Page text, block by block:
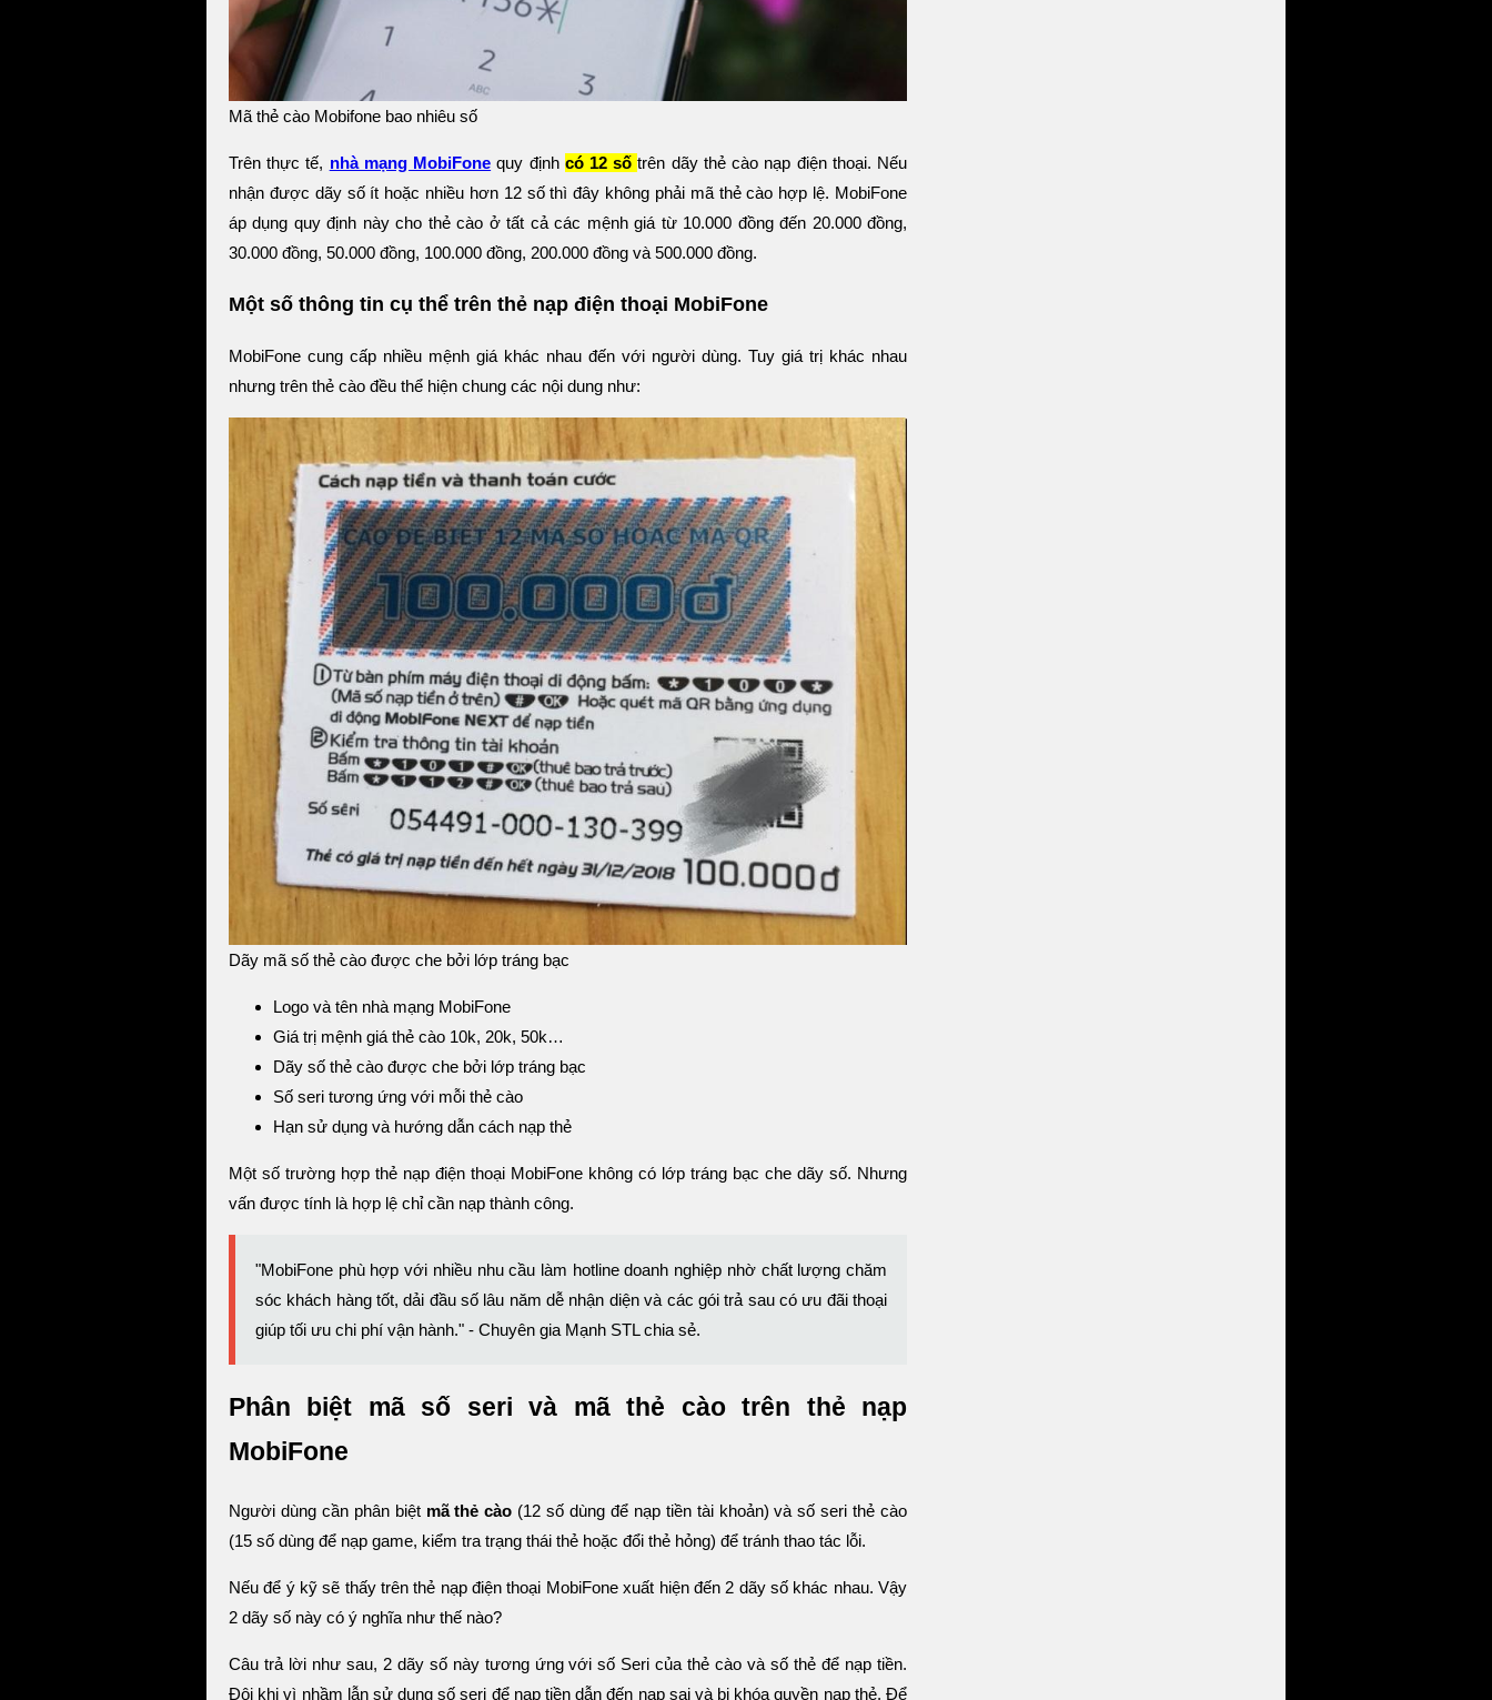
Mã thẻ cào Mobifone bao nhiêu số
Trên thực tế, nhà mạng MobiFone quy định có 12 sốtrên dãy thẻ cào nạp điện thoại. Nếu
nhận được dãy số ít hoặc nhiều hơn 12 số thì đây không phải mã thẻ cào hợp lệ. MobiFone
áp dụng quy định này cho thẻ cào ở tất cả các mệnh giá từ 10.000 đồng đến 20.000 đồng,
30.000 đồng, 50.000 đồng, 100.000 đồng, 200.000 đồng và 500.000 đồng.
Một số thông tin cụ thể trên thẻ nạp điện thoại MobiFone
MobiFone cung cấp nhiều mệnh giá khác nhau đến với người dùng. Tuy giá trị khác nhau
nhưng trên thẻ cào đều thể hiện chung các nội dung như:
Dãy mã số thẻ cào được che bởi lớp tráng bạc
Logo và tên nhà mạng MobiFone
Giá trị mệnh giá thẻ cào 10k, 20k, 50k…
Dãy số thẻ cào được che bởi lớp tráng bạc
Số seri tương ứng với mỗi thẻ cào
Hạn sử dụng và hướng dẫn cách nạp thẻ
Một số trường hợp thẻ nạp điện thoại MobiFone không có lớp tráng bạc che dãy số. Nhưng
vấn được tính là hợp lệ chỉ cần nạp thành công.
"MobiFone phù hợp với nhiều nhu cầu làm hotline doanh nghiệp nhờ chất lượng chăm
sóc khách hàng tốt, dải đầu số lâu năm dễ nhận diện và các gói trả sau có ưu đãi thoại
giúp tối ưu chi phí vận hành." - Chuyên gia Mạnh STL chia sẻ.
Phân biệt mã số seri và mã thẻ cào trên thẻ nạp
MobiFone
Người dùng cần phân biệt mã thẻ cào (12 số dùng để nạp tiền tài khoản) và số seri thẻ cào
(15 số dùng để nạp game, kiểm tra trạng thái thẻ hoặc đổi thẻ hỏng) để tránh thao tác lỗi.
Nếu để ý kỹ sẽ thấy trên thẻ nạp điện thoại MobiFone xuất hiện đến 2 dãy số khác nhau. Vậy
2 dãy số này có ý nghĩa như thế nào?
Câu trả lời như sau, 2 dãy số này tương ứng với số Seri của thẻ cào và số thẻ để nạp tiền.
Đôi khi vì nhầm lẫn sử dụng số seri để nạp tiền dẫn đến nạp sai và bị khóa quyền nạp thẻ. Để